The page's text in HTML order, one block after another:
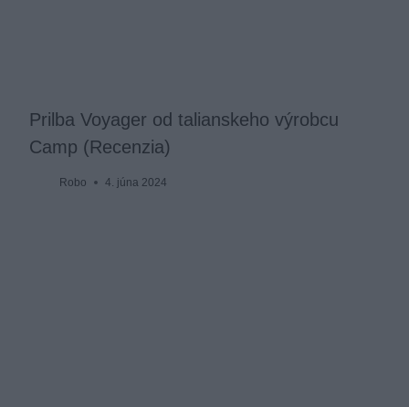
Prilba Voyager od talianskeho výrobcu
Camp (Recenzia)
Robo 4. júna 2024